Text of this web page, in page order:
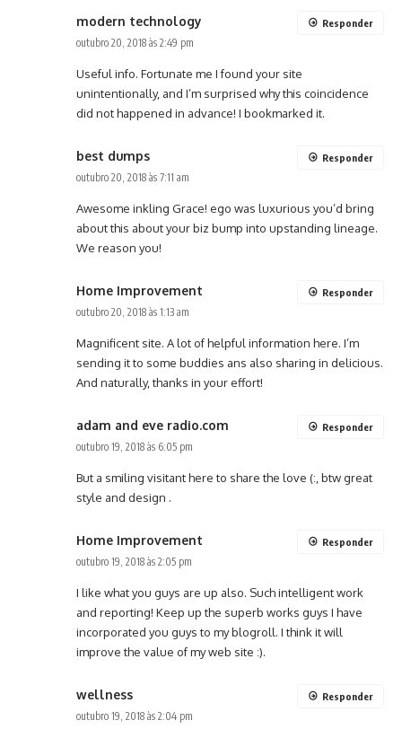
modern technology
outubro 20, 2018 às 2:49 pm
Useful info. Fortunate me I found your site
unintentionally, and I’m surprised why this coincidence
did not happened in advance! I bookmarked it.
Responder
best dumps
outubro 20, 2018 às 7:11 am
Awesome inkling Grace! ego was luxurious you’d bring
about this about your biz bump into upstanding lineage.
We reason you!
Responder
Home Improvement
outubro 20, 2018 às 1:13 am
Magnificent site. A lot of helpful information here. I’m
sending it to some buddies ans also sharing in delicious.
And naturally, thanks in your effort!
Responder
adam and eve radio.com
outubro 19, 2018 às 6:05 pm
But a smiling visitant here to share the love (:, btw great
style and design .
Responder
Home Improvement
outubro 19, 2018 às 2:05 pm
I like what you guys are up also. Such intelligent work
and reporting! Keep up the superb works guys I have
incorporated you guys to my blogroll. I think it will
improve the value of my web site :).
Responder
wellness
outubro 19, 2018 às 2:04 pm
Responder